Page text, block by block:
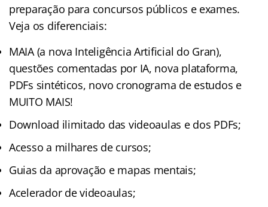
preparação para concursos públicos e exames.
Veja os diferenciais:
MAIA (a nova Inteligência Artificial do Gran),
questões comentadas por IA, nova plataforma,
PDFs sintéticos, novo cronograma de estudos e
MUITO MAIS!
Download ilimitado das videoaulas e dos PDFs;
Acesso a milhares de cursos;
Guias da aprovação e mapas mentais;
Acelerador de videoaulas;